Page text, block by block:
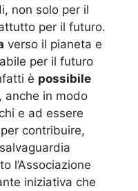
non solo per il
per il futuro.
verso il pianeta e
per il futuro
è possibile
anche in modo
e ad essere
per contribuire,
l’Associazione
iniziativa che